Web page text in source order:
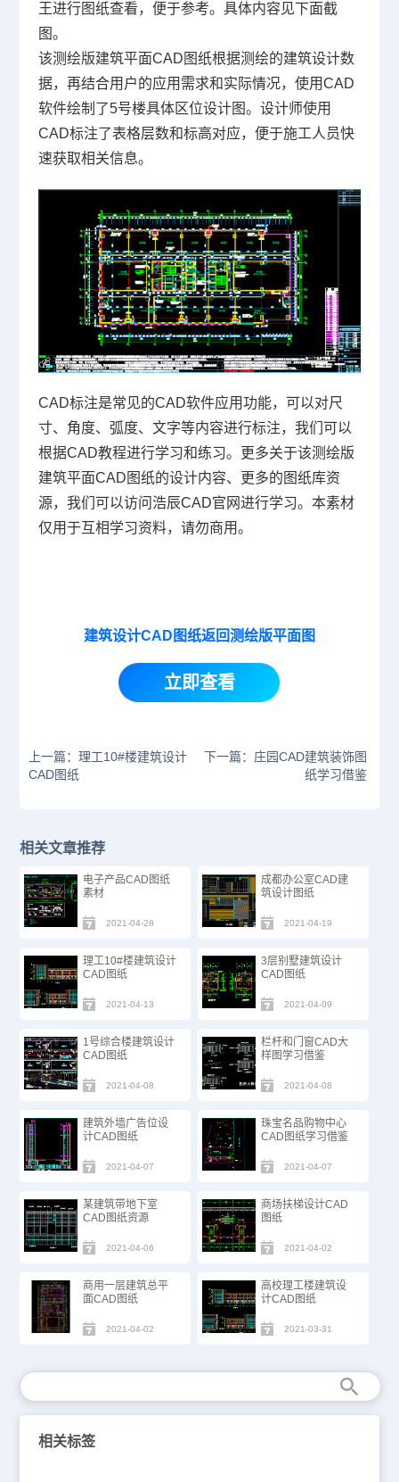
王进行图纸查看，便于参考。具体内容见下面截
图。
该测绘版建筑平面CAD图纸根据测绘的建筑设计数
据，再结合用户的应用需求和实际情况，使用CAD
软件绘制了5号楼具体区位设计图。设计师使用
CAD标注了表格层数和标高对应，便于施工人员快
速获取相关信息。
CAD标注是常见的CAD软件应用功能，可以对尺
寸、角度、弧度、文字等内容进行标注，我们可以
根据CAD教程进行学习和练习。更多关于该测绘版
建筑平面CAD图纸的设计内容、更多的图纸库资
源，我们可以访问浩辰CAD官网进行学习。本素材
仅用于互相学习资料，请勿商用。
建筑设计CAD图纸返回测绘版平面图
立即查看
上一篇：理工10#楼建筑设计
CAD图纸
下一篇：庄园CAD建筑装饰图
纸​学习借鉴
相关文章推荐
电子产品CAD图纸
素材
2021-04-28
成都办公室CAD建
筑设计图纸
2021-04-19
理工10#楼建筑设计
CAD图纸
2021-04-13
3层别墅建筑设计
CAD图纸​
2021-04-09
1号综合楼建筑设计
CAD图纸
2021-04-08
栏杆和门窗CAD大
样图学习借鉴
2021-04-08
建筑外墙广告位设
计CAD图纸
2021-04-07
珠宝名品购物中心
CAD图纸学习借鉴
2021-04-07
某建筑带地下室
CAD图纸资源
2021-04-06
商场扶梯设计CAD
图纸
2021-04-02
商用一层建筑总平
面CAD图纸
2021-04-02
高校理工楼建筑设
计CAD图纸
2021-03-31
相关标签